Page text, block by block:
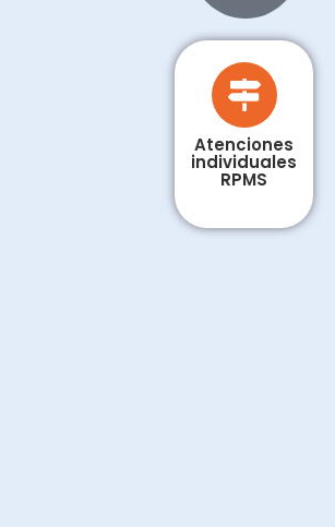
Atenciones
individuales
RPMS